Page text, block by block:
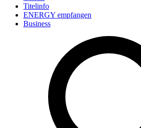
Titelinfo
ENERGY empfangen
Business